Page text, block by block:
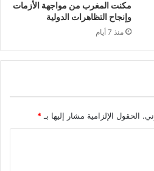
مكنت المغرب من مواجهة الأزمات
وإنجاح التظاهرات الدولية
منذ 7 أيام
الحقول الإلزامية مشار إليها بـ *